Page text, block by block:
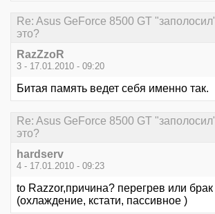
Re: Asus GeForce 8500 GT
это?
RazZzoR
3 - 17.01.2010 - 09:20
Битая память ведет себя именно так.
Re: Asus GeForce 8500 GT
это?
hardserv
4 - 17.01.2010 - 09:23
to Razzor,причина? перегрев или
(охлаждение, кстати, пассивное )